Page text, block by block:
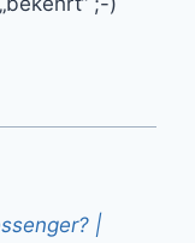
|